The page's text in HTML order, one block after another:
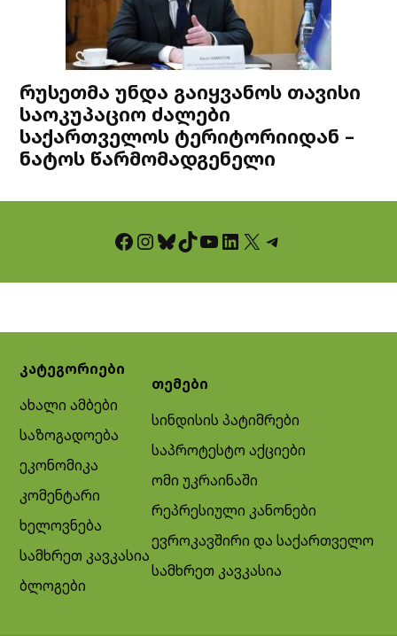
რუსეთმა უნდა გაიყვანოს თავისი
საოკუპაციო ძალები
საქართველოს ტერიტორიიდან –
ნატოს წარმომადგენელი
Facebook InstagramBluesky TikTok YouTube LinkedIn X Telegram
კატეგორიები
ახალი ამბები
საზოგადოება
ეკონომიკა
კომენტარი
ხელოვნება
სამხრეთ კავკასია
ბლოგები
თემები
სინდისის პატიმრები
საპროტესტო აქციები
ომი უკრაინაში
რეპრესიული კანონები
ევროკავშირი და საქართველო
სამხრეთ კავკასია